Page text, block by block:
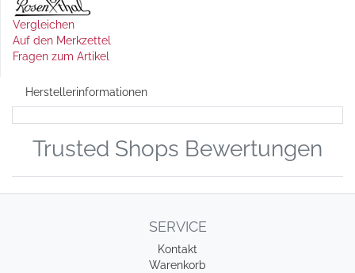
Vergleichen
Auf den Merkzettel
Fragen zum Artikel
Herstellerinformationen
Trusted Shops Bewertungen
SERVICE
Kontakt
Warenkorb